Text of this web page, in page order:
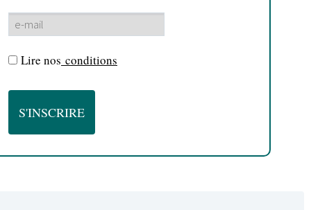
Lire nos conditions